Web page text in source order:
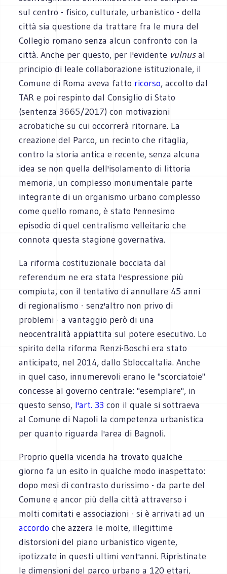
sul centro - fisico, culturale, urbanistico - della
città sia questione da trattare fra le mura del
Collegio romano senza alcun confronto con la
città. Anche per questo, per l'evidente vulnusal
principio di leale collaborazione istituzionale, il
Comune di Roma aveva fatto ricorso, accolto dal
TAR e poi respinto dal Consiglio di Stato
(sentenza 3665/2017) con motivazioni
acrobatiche su cui occorrerà ritornare. La
creazione del Parco, un recinto che ritaglia,
contro la storia antica e recente, senza alcuna
idea se non quella dell'isolamento di littoria
memoria, un complesso monumentale parte
integrante di un organismo urbano complesso
come quello romano, è stato l'ennesimo
episodio di quel centralismo velleitario che
connota questa stagione governativa.
La riforma costituzionale bocciata dal
referendum ne era stata l'espressione più
compiuta, con il tentativo di annullare 45 anni
di regionalismo - senz'altro non privo di
problemi - a vantaggio però di una
neocentralità appiattita sul potere esecutivo. Lo
spirito della riforma Renzi-Boschi era stato
anticipato, nel 2014, dallo SbloccaItalia. Anche
in quel caso, innumerevoli erano le "scorciatoie"
concesse al governo centrale: "esemplare", in
questo senso, l'art. 33 con il quale si sottraeva
al Comune di Napoli la competenza urbanistica
per quanto riguarda l'area di Bagnoli.
Proprio quella vicenda ha trovato qualche
giorno fa un esito in qualche modo inaspettato:
dopo mesi di contrasto durissimo - da parte del
Comune e ancor più della città attraverso i
molti comitati e associazioni - si è arrivati ad un
accordo che azzera le molte, illegittime
distorsioni del piano urbanistico vigente,
ipotizzate in questi ultimi vent'anni. Ripristinate
le dimensioni del parco urbano a 120 ettari,